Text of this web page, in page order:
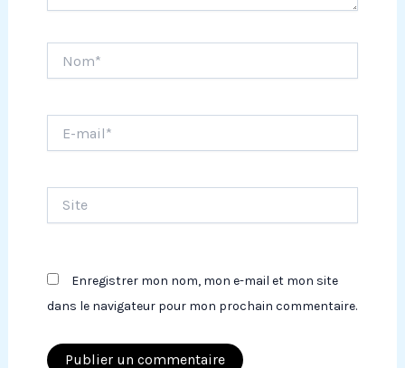
mail*
Enregistrer mon nom, mon e-mail et mon site
dans le navigateur pour mon prochain commentaire.